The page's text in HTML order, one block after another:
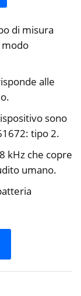
di misura
alle
sono
tipo 2.
kHz che copre
umano.